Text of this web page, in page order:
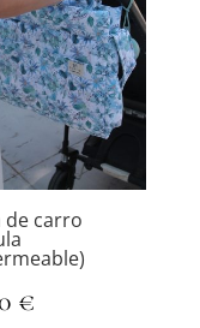
de carro
€